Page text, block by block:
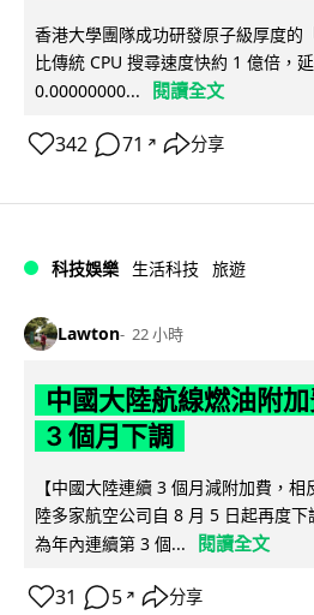
香港大學團隊成功研發原子級厚度的
比傳統 CPU 搜尋速度快約 1 億倍，
0.00000000...
閱讀全文
342 71 ↗ 分享
科技娛樂 生活科技 旅遊
Lawton 22 小時
中國大陸航線燃油附
3 個月下調
【中國大陸連續 3 個月減附加費，
陸多家航空公司自 8 月 5 日起再度下
為年內連續第 3 個...
閱讀全文
31 5 ↗ 分享